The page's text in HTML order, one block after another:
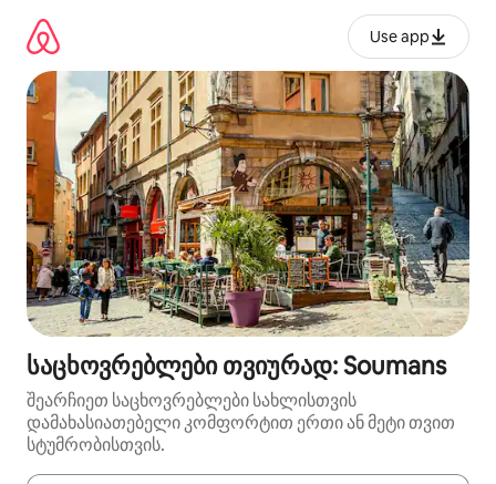
გადასვლა
Use app
საცხოვრებლები თვიურად: Soumans
შეარჩიეთ საცხოვრებლები სახლისთვის
დამახასიათებელი კომფორტით ერთი ან მეტი თვით
სტუმრობისთვის.